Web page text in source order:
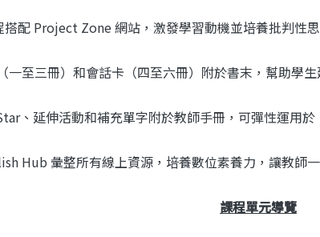
配 Project Zone 網站，激發學習動機並培養批判性思
至三冊）和會話卡（四至六冊）附於書末，幫助學生
、延伸活動和補充單字附於教師手冊，可彈性運用於
Hub 彙整所有線上資源，培養數位素養力，讓教師
課程單元導覽